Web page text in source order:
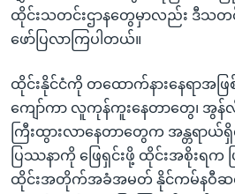
ထိုင်းသတင်းဌာနတွေမှာလည်း ဒီသ
ဖော်ပြလာကြပါတယ်။
ထိုင်းနိုင်ငံကို တထောက်နားနေရာအဖြ
ကျော်ကာ လူကုန်ကူးနေတာတွေ၊ အွ
ကြီးထွားလာနေတာတွေက အန္တရ
ပြဿနာကို ဖြေရှင်းဖို့ ထိုင်းအစိုးရက
ထိုင်းအတိုက်အခံအမတ် နိုင်ကမ်နဝီဆ